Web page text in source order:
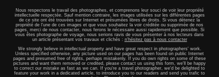
Nous respectons le travail des photographes, et comprenons leur souci de voir leur propriété
intellectuelle respectée. Sauf mention contraire, les images utilisées sur les différentes pages
de ce site ont été trouvées sur Internet et présumées libres de droits. Si vous détenez la
propriété de l'une de ces images et que vous souhaitez la voir créditée ou supprimée de nos
pages, merci de nous contacter, nous ferons le nécessaire aussi rapidement que possible. Si
vous êtes photographe de voyage, nous serions ravis de vous présenter à nos lecteurs dans
un article présentant vos travaux et clichés : n'hésitez pas à nous contacter
We strongly believe in intellectual property and have great respect in photographers' work.
Unless specified otherwise, any picture used on our pages has been found on public Internet
pages and presumed free of rights, perhaps mistakenly. If you do own rights on some of these
pictures and want them removed or credited, please contact us using this form, we'll be happy
to correct our mistake as fast as we can. If you're a travel photographer, we'd be delighted to
feature your work in a dedicated article, to introduce you to our readers and send you trafic to